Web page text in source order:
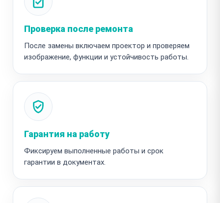
Проверка после ремонта
После замены включаем проектор и проверяем
изображение, функции и устойчивость работы.
Гарантия на работу
Фиксируем выполненные работы и срок
гарантии в документах.